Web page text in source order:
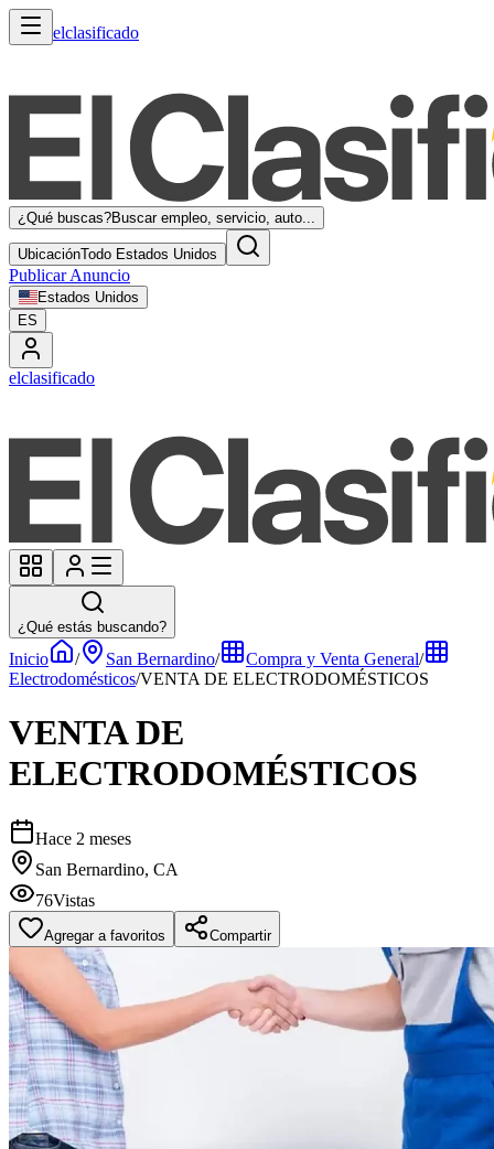
elclasificado
¿Qué buscas?Buscar empleo, servicio, auto...
UbicaciónTodo Estados Unidos
Publicar Anuncio
Estados Unidos
ES
elclasificado
¿Qué estás buscando?
Inicio / San Bernardino/ Compra y Venta General/
Electrodomésticos/VENTA DE ELECTRODOMÉSTICOS
VENTA DE
ELECTRODOMÉSTICOS
Hace 2 meses
San Bernardino, CA
76Vistas
Agregar a favoritos Compartir